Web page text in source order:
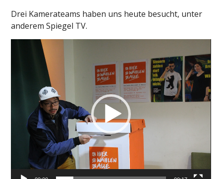
Drei Kamerateams haben uns heute besucht, unter
anderem Spiegel TV.